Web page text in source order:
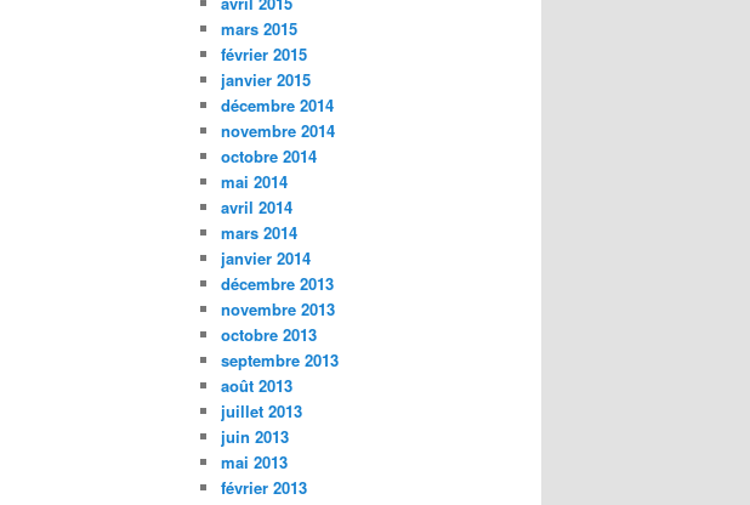
mars 2015
février 2015
janvier 2015
décembre 2014
novembre 2014
octobre 2014
mai 2014
avril 2014
mars 2014
janvier 2014
décembre 2013
novembre 2013
octobre 2013
septembre 2013
août 2013
juillet 2013
juin 2013
mai 2013
février 2013